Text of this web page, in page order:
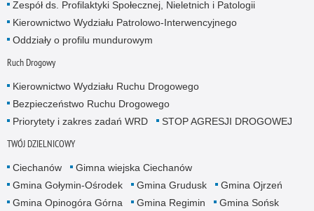
Zespół ds. Profilaktyki Społecznej, Nieletnich i Patologii
Kierownictwo Wydziału Patrolowo-Interwencyjnego
Oddziały o profilu mundurowym
Ruch Drogowy
Kierownictwo Wydziału Ruchu Drogowego
Bezpieczeństwo Ruchu Drogowego
Priorytety i zakres zadań WRD
STOP AGRESJI DROGOWEJ
TWÓJ DZIELNICOWY
Ciechanów
Gimna wiejska Ciechanów
Gmina Gołymin-Ośrodek
Gmina Grudusk
Gmina Ojrzeń
Gmina Opinogóra Górna
Gmina Regimin
Gmina Sońsk